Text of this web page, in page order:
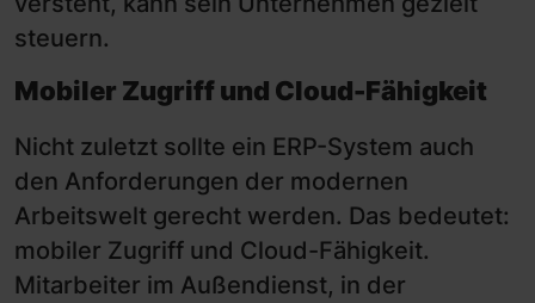
steuern.
Mobiler Zugriff und Cloud-Fähigkeit
Nicht zuletzt sollte ein ERP-System auch
den Anforderungen der modernen
Arbeitswelt gerecht werden. Das bedeutet:
mobiler Zugriff und Cloud-Fähigkeit.
Mitarbeiter im Außendienst, in der